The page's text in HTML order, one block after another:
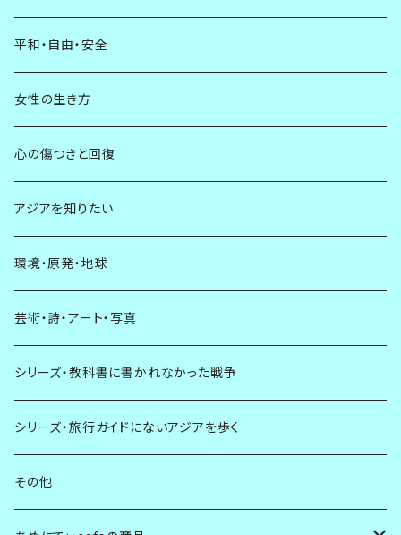
平和・自由・安全
女性の生き方
心の傷つきと回復
アジアを知りたい
環境・原発・地球
芸術・詩・アート・写真
シリーズ・教科書に書かれなかった戦争
シリーズ・旅行ガイドにないアジアを歩く
その他